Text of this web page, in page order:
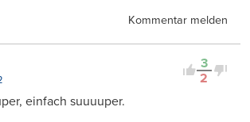
Kommentar melden
3
2
einfach suuuuper.